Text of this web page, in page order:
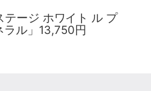
テージ ホワイト ル プ
ラル」13,750円